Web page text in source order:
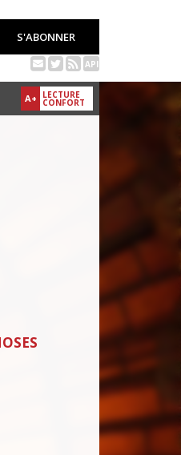
S'ABONNER
API
A+ LECTURE
CONFORT